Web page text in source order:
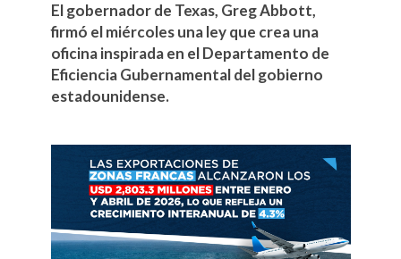
El gobernador de Texas, Greg Abbott,
firmó el miércoles una ley que crea una
oficina inspirada en el Departamento de
Eficiencia Gubernamental del gobierno
estadounidense.